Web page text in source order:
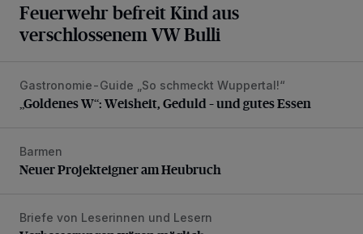
Feuerwehr befreit Kind aus
verschlossenem VW Bulli
„Goldenes W“: Weisheit, Geduld – und gutes Essen
Gastronomie-Guide „So schmeckt Wuppertal!“
„Goldenes W“: Weisheit, Geduld – und gutes Essen
Neuer Projekteigner am Heubruch
Barmen
Neuer Projekteigner am Heubruch
Verbesserungen wären möglich
Briefe von Leserinnen und Lesern